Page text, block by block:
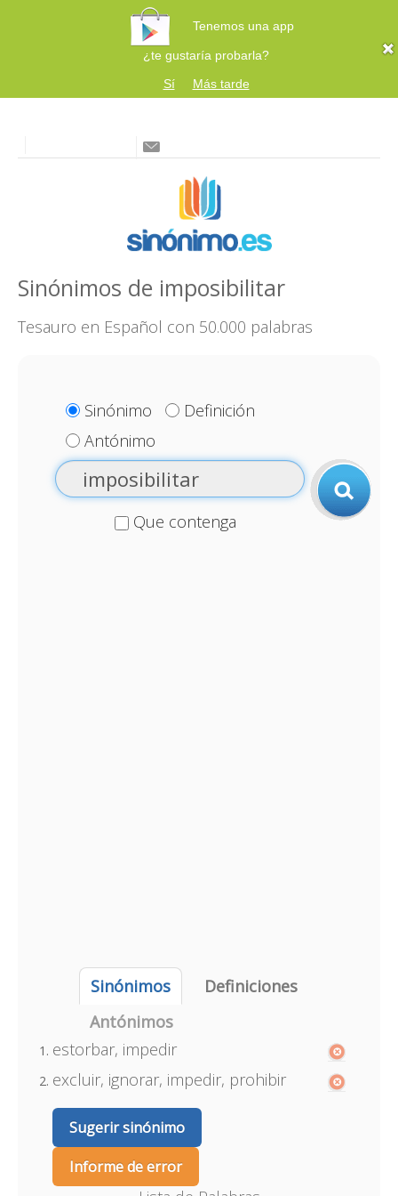
Tenemos una app
¿te gustaría probarla?
Sí
Más tarde
Sinónimos de imposibilitar
Tesauro en Español con 50.000 palabras
Sinónimo
Definición
Antónimo
Que contenga
Sinónimos
Definiciones
Antónimos
estorbar, impedir
excluir, ignorar, impedir, prohibir
Sugerir sinónimo
Informe de error